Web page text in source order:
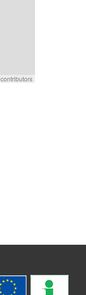
contributors